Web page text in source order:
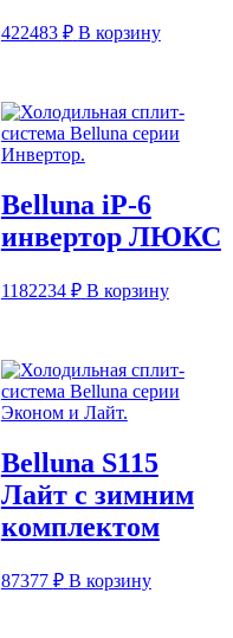
422483 ₽ В корзину
Belluna iP-6
инвертор ЛЮКС
1182234 ₽ В корзину
Belluna S115
Лайт с зимним
комплектом
87377 ₽ В корзину